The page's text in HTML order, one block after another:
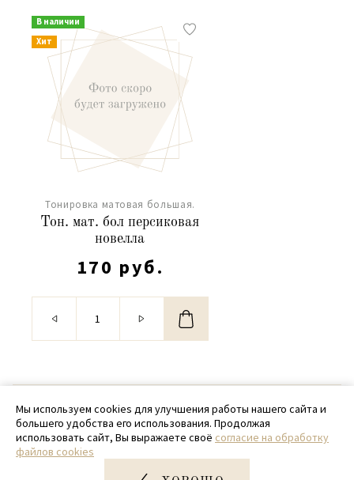
В наличии
Хит
Тонировка матовая большая.
Тон. мат. бол персиковая
новелла
170 руб.
© 2020 - 2026 SamPack
+ 7 (918) 699-97-87
zakaz@sampack.store
Мы используем cookies для улучшения работы нашего сайта и
большего удобства его использования. Продолжая
использовать сайт, Вы выражаете своё согласие на обработку
файлов cookies